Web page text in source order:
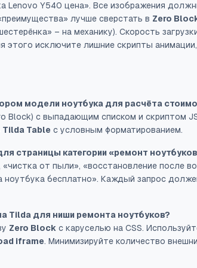
Lenovo Y540 цена». Все изображения
лучше сверстать в Zero
– на механику). Скорость
этого исключите лишние скрипты
модели ноутбука для расчёта
Block) с выпадающим списком и скриптом
Tilda Table с условным форматированием.
страницы категории «ремонт
«чистка от пыли», «восстановление после
ноутбука бесплатно». Каждый запрос
Tilda для ниши ремонта ноутбуков?
Zero Block с каруселью на CSS.
iframe. Минимизируйте количество